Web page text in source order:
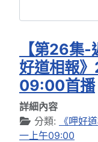
【第26集
好道相報
09:00首播
詳細內容
分類:
《呷好
一上午09:00